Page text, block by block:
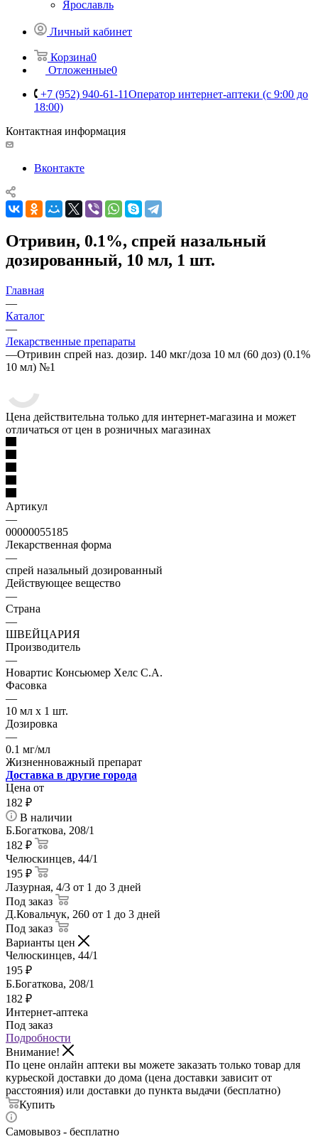
Ярославль
Личный кабинет
Корзина0
Отложенные0
+7 (952) 940-61-11Оператор интернет-аптеки (с 9:00 до
18:00)
Контактная информация
Вконтакте
Отривин, 0.1%, спрей назальный
дозированный, 10 мл, 1 шт.
Главная
—
Каталог
—
Лекарственные препараты
—Отривин спрей наз. дозир. 140 мкг/доза 10 мл (60 доз) (0.1%
10 мл) №1
Цена действительна только для интернет-магазина и может
отличаться от цен в розничных магазинах
Артикул
—
00000055185
Лекарственная форма
—
спрей назальный дозированный
Действующее вещество
—
Страна
—
ШВЕЙЦАРИЯ
Производитель
—
Новартис Консьюмер Хелс С.А.
Фасовка
—
10 мл x 1 шт.
Дозировка
—
0.1 мг/мл
Жизненноважный препарат
Доставка в другие города
Цена от
182 ₽
В наличии
Б.Богаткова, 208/1
182 ₽
Челюскинцев, 44/1
195 ₽
Лазурная, 4/3 от 1 до 3 дней
Под заказ
Д.Ковальчук, 260 от 1 до 3 дней
Под заказ
Варианты цен
Челюскинцев, 44/1
195 ₽
Б.Богаткова, 208/1
182 ₽
Интернет-аптека
Под заказ
Подробности
Внимание!
По цене онлайн аптеки вы можете заказать только товар для
курьеской доставки до дома (цена доставки зависит от
расстояния) или доставки до пункта выдачи (бесплатно)
Купить
Самовывоз - бесплатно